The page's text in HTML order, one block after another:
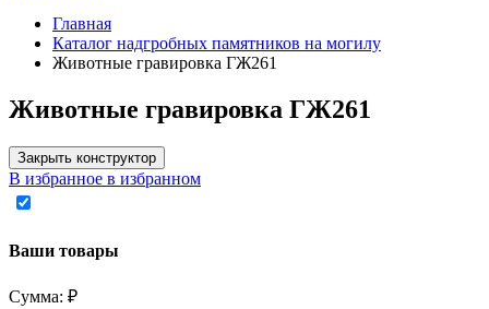
Главная
Каталог надгробных памятников на могилу
Животные гравировка ГЖ261
Животные гравировка ГЖ261
Закрыть конструктор
В избранное в избранном
Ваши товары
Сумма: ₽